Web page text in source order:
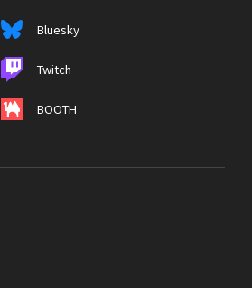
Bluesky
Twitch
BOOTH